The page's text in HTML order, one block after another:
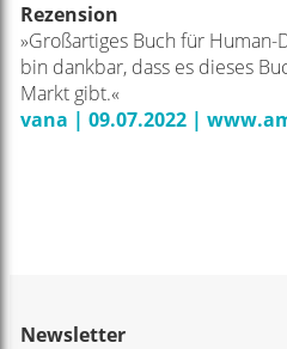
Rezension
»Großartiges Buch für Human-
bin dankbar, dass es dieses
Markt gibt.«
vana | 09.07.2022 |
Newsletter